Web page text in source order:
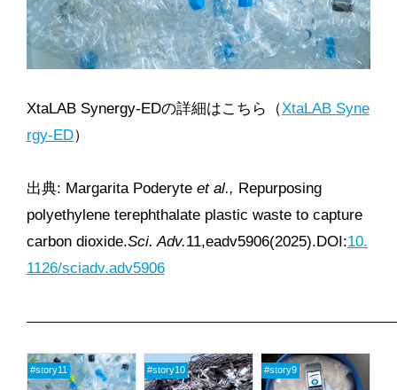
XtaLAB Synergy-EDの詳細はこちら（XtaLAB Syne
rgy-ED）
出典: Margarita Poderyte et al., Repurposing
polyethylene terephthalate plastic waste to capture
carbon dioxide.Sci. Adv.11,eadv5906(2025).DOI:10.
1126/sciadv.adv5906